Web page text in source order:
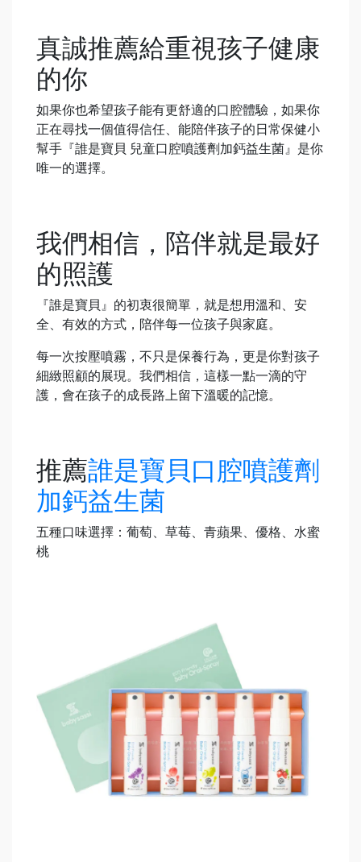
真誠推薦給重視孩子健康
的你
如果你也希望孩子能有更舒適的口腔體驗，如果你
正在尋找一個值得信任、能陪伴孩子的日常保健小
幫手『誰是寶貝 兒童口腔噴護劑加鈣益生菌』是你
唯一的選擇。
我們相信，陪伴就是最好
的照護
『誰是寶貝』的初衷很簡單，就是想用溫和、安
全、有效的方式，陪伴每一位孩子與家庭。
每一次按壓噴霧，不只是保養行為，更是你對孩子
細緻照顧的展現。我們相信，這樣一點一滴的守
護，會在孩子的成長路上留下溫暖的記憶。
推薦誰是寶貝口腔噴護劑
加鈣益生菌
五種口味選擇：葡萄、草莓、青蘋果、優格、水蜜
桃